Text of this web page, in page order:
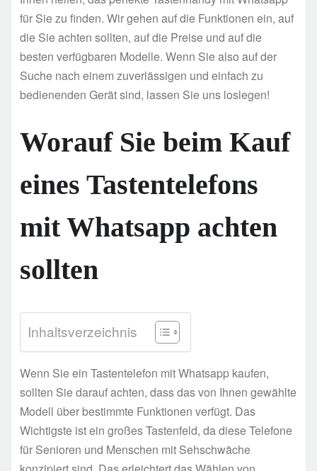
für Sie zu finden. Wir gehen auf die Funktionen ein, auf
die Sie achten sollten, auf die Preise und auf die
besten verfügbaren Modelle. Wenn Sie also auf der
Suche nach einem zuverlässigen und einfach zu
bedienenden Gerät sind, lassen Sie uns loslegen!
Worauf Sie beim Kauf
eines Tastentelefons
mit Whatsapp achten
sollten
Inhaltsverzeichnis
Wenn Sie ein Tastentelefon mit Whatsapp kaufen,
sollten Sie darauf achten, dass das von Ihnen gewählte
Modell über bestimmte Funktionen verfügt. Das
Wichtigste ist ein großes Tastenfeld, da diese Telefone
für Senioren und Menschen mit Sehschwäche